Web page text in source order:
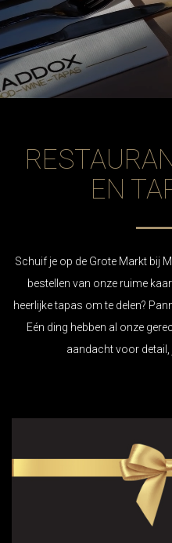
EN
Schuif je op de Grote Markt bij
bestellen van onze ruime
heerlijke tapas om te delen?
Eén ding hebben al onze
aandacht voor detail,